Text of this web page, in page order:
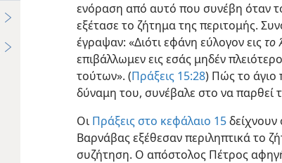
ενόραση από αυτό που συνέβη όταν
εξέτασε το ζήτημα της περιτομής.
έγραψαν: «Διότι εφάνη εύλογον εις το
επιβάλλωμεν εις εσάς μηδέν
τούτων». (Πράξεις 15:28) Πώς το
δύναμη του, συνέβαλε στο να παρθεί
Οι Πράξεις στο κεφάλαιο 15
Βαρνάβας εξέθεσαν περιληπτικά το
συζήτηση. Ο απόστολος Πέτρος